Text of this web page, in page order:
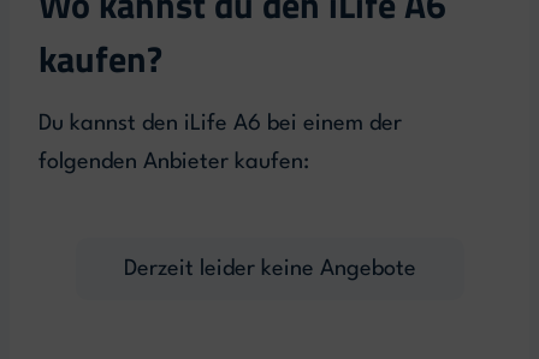
kaufen?
Du kannst den iLife A6 bei einem der
folgenden Anbieter kaufen:
Derzeit leider keine Angebote